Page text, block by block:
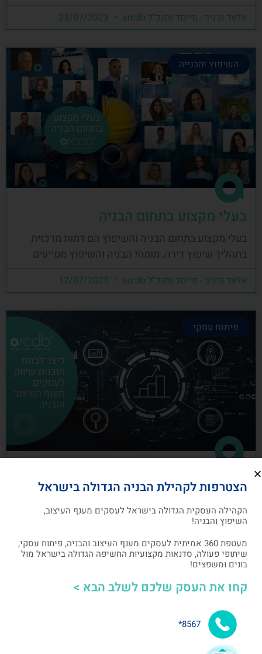
אלעד גרגיר - מייסד ומנכ"ל arcdb
השיפוץ והבנייה
בעלי מקצוע בתחום הבניה
בעלי מקצוע בתחום הבניה והשיפוץ הם דמות מרכזית
בתהליך שיפוץ דירה, מומחי הבניה והשיפוץ מסייעים
אלעד גרגיר - מייסד ומנכ"ל arcdb
פיתוח עסקי
כיצד לבנות תוכנית שיווק לעסקים מענף
העיצוב והבניה
תוכנית שיווק הנה תוכנית כתובה, המהווה מפת דרכים
אלעד גרגיר - מייסד ומנכ"ל arcdb 05/07/2023
הצטרפות לקהילת הבניה הגדולה בישראל
הקהילה העסקית הגדולה בישראל לעסקים מענף העיצוב,
השיפוץ והבניה!
מעטפת 360 אמיתית לעסקים מענף העיצוב והבניה, פיתוח עסקי,
שיתופי פעולה, סדנאות מקצועיות החשיפה הגדולה בישראל מול
בונים ומשפצים!
קחו את העסק שלכם לשלב הבא >
8567*